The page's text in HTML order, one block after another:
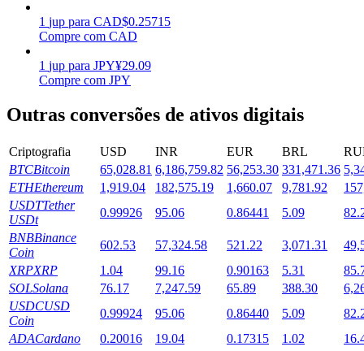
Launchpool
Staking flexível para ganhar tokens populares.
1 jup para CAD$0.25715
Compre com CAD
1 jup para JPY¥29.09
Compre com JPY
Outras conversões de ativos digitais
Criptografia USD INR EUR BRL
BTCBitcoin 65,028.81 6,186,759.82 56,253.30 331,471.36
ETHEthereum 1,919.04 182,575.19 1,660.07 9,781.92
USDTTether
USDt
0.99926 95.06 0.86441 5.09
BNBBinance
Coin
602.53 57,324.58 521.22 3,071.31
XRPXRP 1.04 99.16 0.90163 5.31
SOLSolana 76.17 7,247.59 65.89 388.30
USDCUSD
Coin
0.99924 95.06 0.86440 5.09
ADACardano 0.20016 19.04 0.17315 1.02